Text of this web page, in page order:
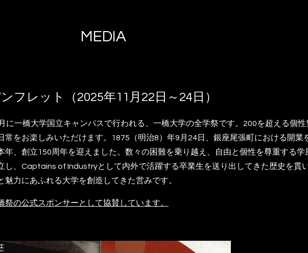
MEDIA
レット（2025年11月22日～24日）
に一橋大学国立キャンパスで行われる、一橋大学の全学祭です。200を超える個性
常をお楽しみいただけます。1875（明治8）年9月24日、銀座尾張町における開業
、創立150周年を迎えました。数々の困難を乗り越え、自由と個性を尊重する学
し、Captains of Industryとして内外で活躍する卒業生を送り出してきた歴史を貫
力にあふれる大学を創造してきた営みです。
の公式スポンサーとして協賛しています。